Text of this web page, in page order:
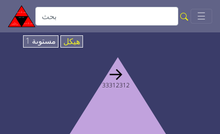
☰
مستوىة 1 هيكل
→
33312312